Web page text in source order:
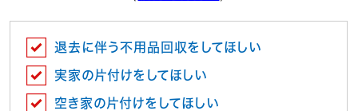
退去に伴う不用品回収をしてほしい
実家の片付けをしてほしい
空き家の片付けをしてほしい